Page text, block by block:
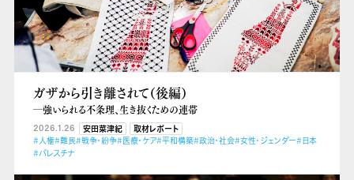
ガザから引き離されて（後編）
―強いられる不条理、生き抜くための連帯
2026.1.26 安田菜津紀
取材レポート
#人権#難民#戦争・紛争#医療・ケア#平和構築#政治・社会#女性・ジェンダー#日本
#パレスチナ